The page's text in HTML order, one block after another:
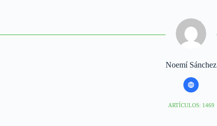
Noemí Sánchez
ARTÍCULOS: 1469